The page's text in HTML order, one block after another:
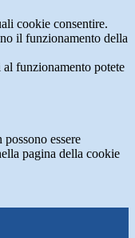
cookie consentire.
il funzionamento della
al funzionamento potete
essere
pagina della cookie